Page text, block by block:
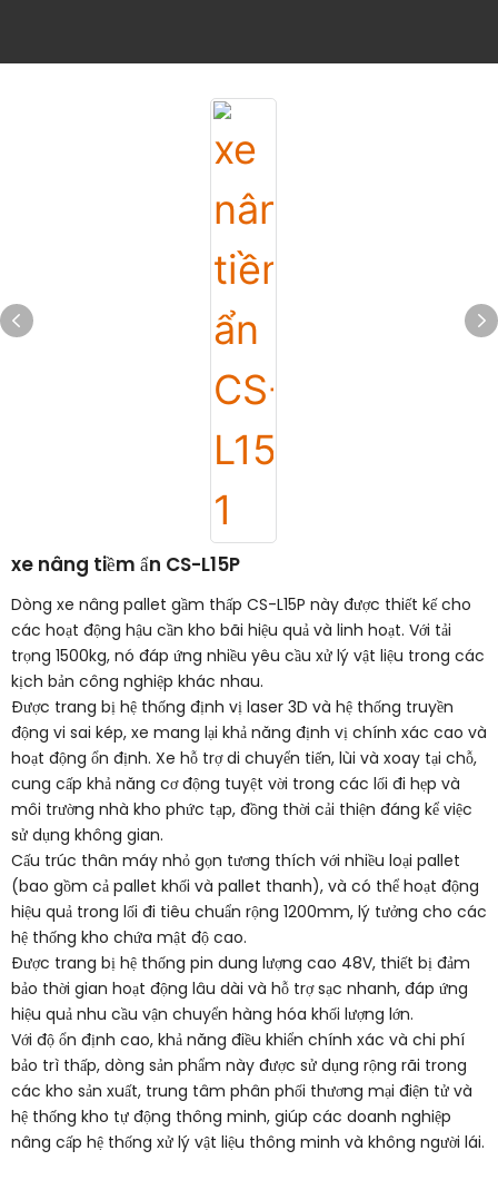
xe nâng tiềm ẩn CS-L15P
Dòng xe nâng pallet gầm thấp CS-L15P này được thiết kế cho
các hoạt động hậu cần kho bãi hiệu quả và linh hoạt. Với tải
trọng 1500kg, nó đáp ứng nhiều yêu cầu xử lý vật liệu trong các
kịch bản công nghiệp khác nhau.
Được trang bị hệ thống định vị laser 3D và hệ thống truyền
động vi sai kép, xe mang lại khả năng định vị chính xác cao và
hoạt động ổn định. Xe hỗ trợ di chuyển tiến, lùi và xoay tại chỗ,
cung cấp khả năng cơ động tuyệt vời trong các lối đi hẹp và
môi trường nhà kho phức tạp, đồng thời cải thiện đáng kể việc
sử dụng không gian.
Cấu trúc thân máy nhỏ gọn tương thích với nhiều loại pallet
(bao gồm cả pallet khối và pallet thanh), và có thể hoạt động
hiệu quả trong lối đi tiêu chuẩn rộng 1200mm, lý tưởng cho các
hệ thống kho chứa mật độ cao.
Được trang bị hệ thống pin dung lượng cao 48V, thiết bị đảm
bảo thời gian hoạt động lâu dài và hỗ trợ sạc nhanh, đáp ứng
hiệu quả nhu cầu vận chuyển hàng hóa khối lượng lớn.
Với độ ổn định cao, khả năng điều khiển chính xác và chi phí
bảo trì thấp, dòng sản phẩm này được sử dụng rộng rãi trong
các kho sản xuất, trung tâm phân phối thương mại điện tử và
hệ thống kho tự động thông minh, giúp các doanh nghiệp
nâng cấp hệ thống xử lý vật liệu thông minh và không người lái.